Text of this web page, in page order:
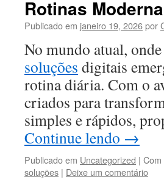
Rotinas
Publicado em janeiro 19, 2026por
No mundo atual,
soluções digitais
rotina diária. Com o
criados para
simples e rápidos,
Continue lendo →
Publicado em Uncategorized | Com
soluções | Deixe um comentário